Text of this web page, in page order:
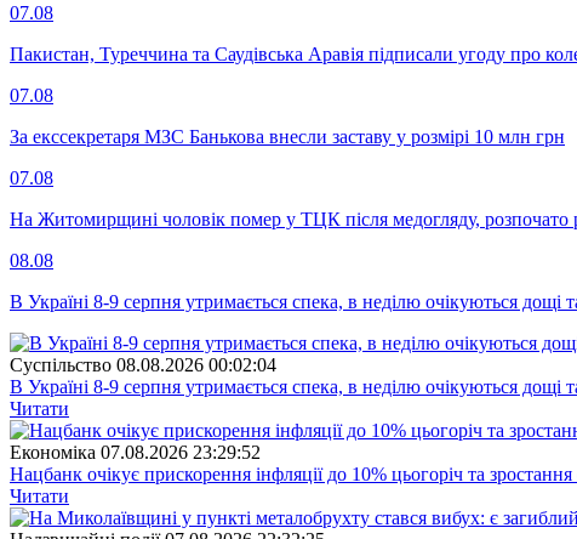
07.08
Пакистан, Туреччина та Саудівська Аравія підписали угоду про
07.08
За екссекретаря МЗС Банькова внесли заставу у розмірі 10 млн грн
07.08
На Житомирщині чоловік помер у ТЦК після медогляду, розпочато
08.08
В Україні 8-9 серпня утримається спека, в неділю очікуються дощі
Суспiльство 08.08.2026 00:02:04
В Україні 8-9 серпня утримається спека, в неділю очікуються дощі
Читати
Економіка 07.08.2026 23:29:52
Нацбанк очікує прискорення інфляції до 10% цьогоріч та
Читати